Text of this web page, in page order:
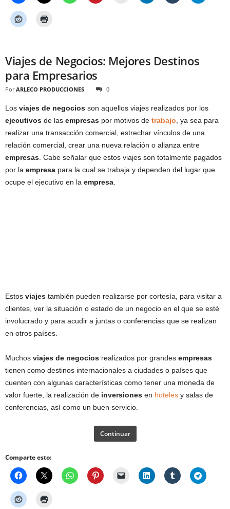
Viajes de Negocios: Mejores Destinos
para Empresarios
Por ARLECO PRODUCCIONES 0
Los viajes de negocios son aquellos viajes realizados por los
ejecutivos de las empresas por motivos de trabajo, ya sea para
realizar una transacción comercial, estrechar vínculos de una
relación comercial, crear una nueva relación o alianza entre
empresas. Cabe señalar que estos viajes son totalmente pagados
por la empresa para la cual se trabaja y dependen del lugar que
ocupe el ejecutivo en la empresa.
Estos viajes también pueden realizarse por cortesía, para visitar a
clientes, ver la situación o estado de un negocio en el que se esté
involucrado y para acudir a juntas o conferencias que se realizan
en otros países.
Muchos viajes de negocios realizados por grandes empresas
tienen como destinos internacionales a ciudades o países que
cuenten con algunas características como tener una moneda de
valor fuerte, la realización de inversiones en hoteles y salas de
conferencias, así como un buen servicio.
Continuar
Comparte esto: